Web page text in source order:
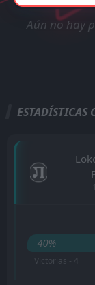
Aún no hay
ESTADÍSTICAS
40%
Victorias - 4